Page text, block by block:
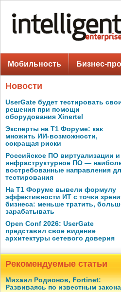
Мобильность Бизнес-
Новости
UserGate будет тестировать
решения при помощи
оборудования Xinertel
Эксперты на Т1 Форуме: как
множить ИИ-возможности,
сокращая риски
Российское ПО виртуализации и
инфраструктурное ПО —
востребованные направления
тестирования
На Т1 Форуме вывели формулу
эффективности ИТ с точки
бизнеса: меньше тратить,
зарабатывать
Open Conf 2026: UserGate
представил свое видение
архитектуры сетевого доверия
Рекомендуемые статьи
Михаил Родионов, Fortinet:
Развиваясь по известным